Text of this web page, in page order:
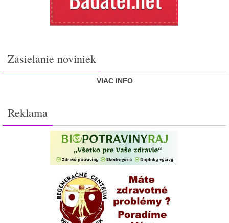
Zasielanie noviniek
VIAC INFO
Reklama